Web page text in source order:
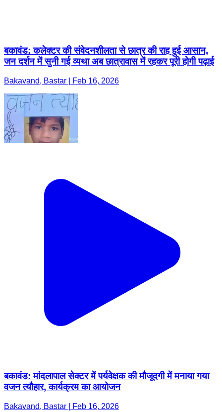
बकावंड: कलेक्टर की संवेदनशीलता से छात्र की राह हुई आसान,
जन दर्शन में सुनी गई व्यथा अब छात्रावास में रहकर पूरी होगी पढ़ाई
Bakavand, Bastar | Feb 16, 2026
बकावंड: मांदलापाल सेक्टर में पर्यवेक्षक की मौजूदगी में मनाया गया
वजन त्यौहार, कार्यक्रम का आयोजन
Bakavand, Bastar | Feb 16, 2026